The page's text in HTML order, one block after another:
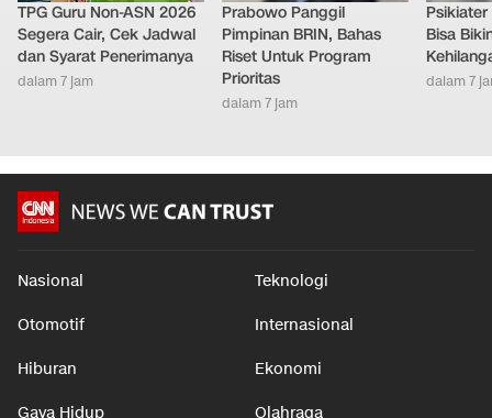
TPG Guru Non-ASN 2026
Segera Cair, Cek Jadwal
dan Syarat Penerimanya
dalam 7 jam
Prabowo Panggil
Pimpinan BRIN, Bahas
Riset Untuk Program
Prioritas
dalam 7 jam
Bisa
dalam 7
Nasional Teknologi
Otomotif Internasional
Hiburan Ekonomi
Gaya Hidup Olahraga